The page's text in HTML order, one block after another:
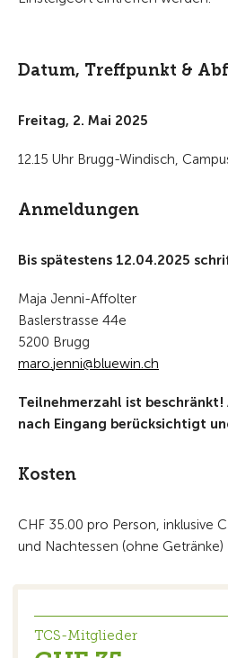
Datum, Treffpunkt &
Freitag, 2. Mai 2025
12.15 Uhr Brugg-Windisch,
Anmeldungen
Bis spätestens 12.04.2025
Maja Jenni-Affolter
Baslerstrasse 44e
5200 Brugg
m r j nn bl wn ch
Teilnehmerzahl ist beschränkt!
nach Eingang berücksichtigt
Kosten
CHF 35.00 pro Person, inklusive
und Nachtessen (ohne Getränke)
TCS-Mitglieder